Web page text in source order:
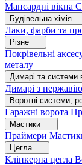
Мансардні вікна
Будівельна хімія
Лаки, фарби та
Різне
Покрівельні
металу
Димарі та системи
Димарі з
Воротні системи,
Гаражні ворота
Мастики
Праймери
Цегла
Клінкерна цегла